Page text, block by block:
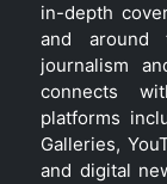
in-depth
and around
journalism
connects
platforms
Galleries,
and digital